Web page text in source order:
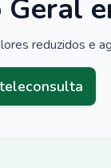
Geral
reduzidos e